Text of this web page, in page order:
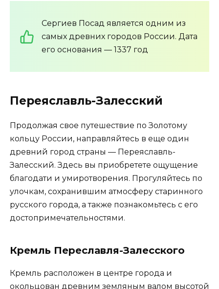
Сергиев Посад является одним из
самых древних городов России. Дата
его основания — 1337 год
Переяславль-Залесский
Продолжая свое путешествие по Золотому
кольцу России, направляйтесь в еще один
древний город страны — Переяславль-
Залесский. Здесь вы приобретете ощущение
благодати и умиротворения. Прогуляйтесь по
улочкам, сохранившим атмосферу старинного
русского города, а также познакомьтесь с его
достопримечательностями.
Кремль Переславля-Залесского
Кремль расположен в центре города и
окольцован древним земляным валом высотой